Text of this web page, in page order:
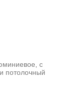
с
потолочный